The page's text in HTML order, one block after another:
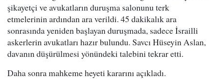
şikayetçi ve avukatların duruşma salonunu terk
etmelerinin ardından ara verildi. 45 dakikalık ara
sonrasında yeniden başlayan duruşmada, sadece İsrailli
askerlerin avukatları hazır bulundu. Savcı Hüseyin Aslan,
davanın düşürülmesi yönündeki talebini tekrar etti.
Daha sonra mahkeme heyeti kararını açıkladı.